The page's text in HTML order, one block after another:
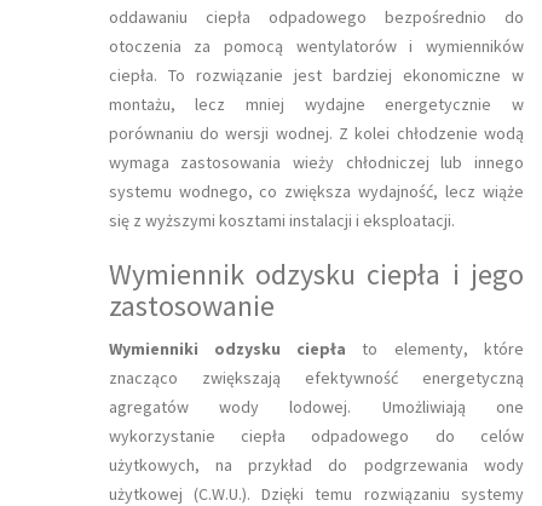
oddawaniu ciepła odpadowego bezpośrednio do
otoczenia za pomocą wentylatorów i wymienników
ciepła. To rozwiązanie jest bardziej ekonomiczne w
montażu, lecz mniej wydajne energetycznie w
porównaniu do wersji wodnej. Z kolei chłodzenie wodą
wymaga zastosowania wieży chłodniczej lub innego
systemu wodnego, co zwiększa wydajność, lecz wiąże
się z wyższymi kosztami instalacji i eksploatacji.
Wymiennik odzysku ciepła i jego
zastosowanie
Wymienniki odzysku ciepła to elementy, które
znacząco zwiększają efektywność energetyczną
agregatów wody lodowej. Umożliwiają one
wykorzystanie ciepła odpadowego do celów
użytkowych, na przykład do podgrzewania wody
użytkowej (C.W.U.). Dzięki temu rozwiązaniu systemy